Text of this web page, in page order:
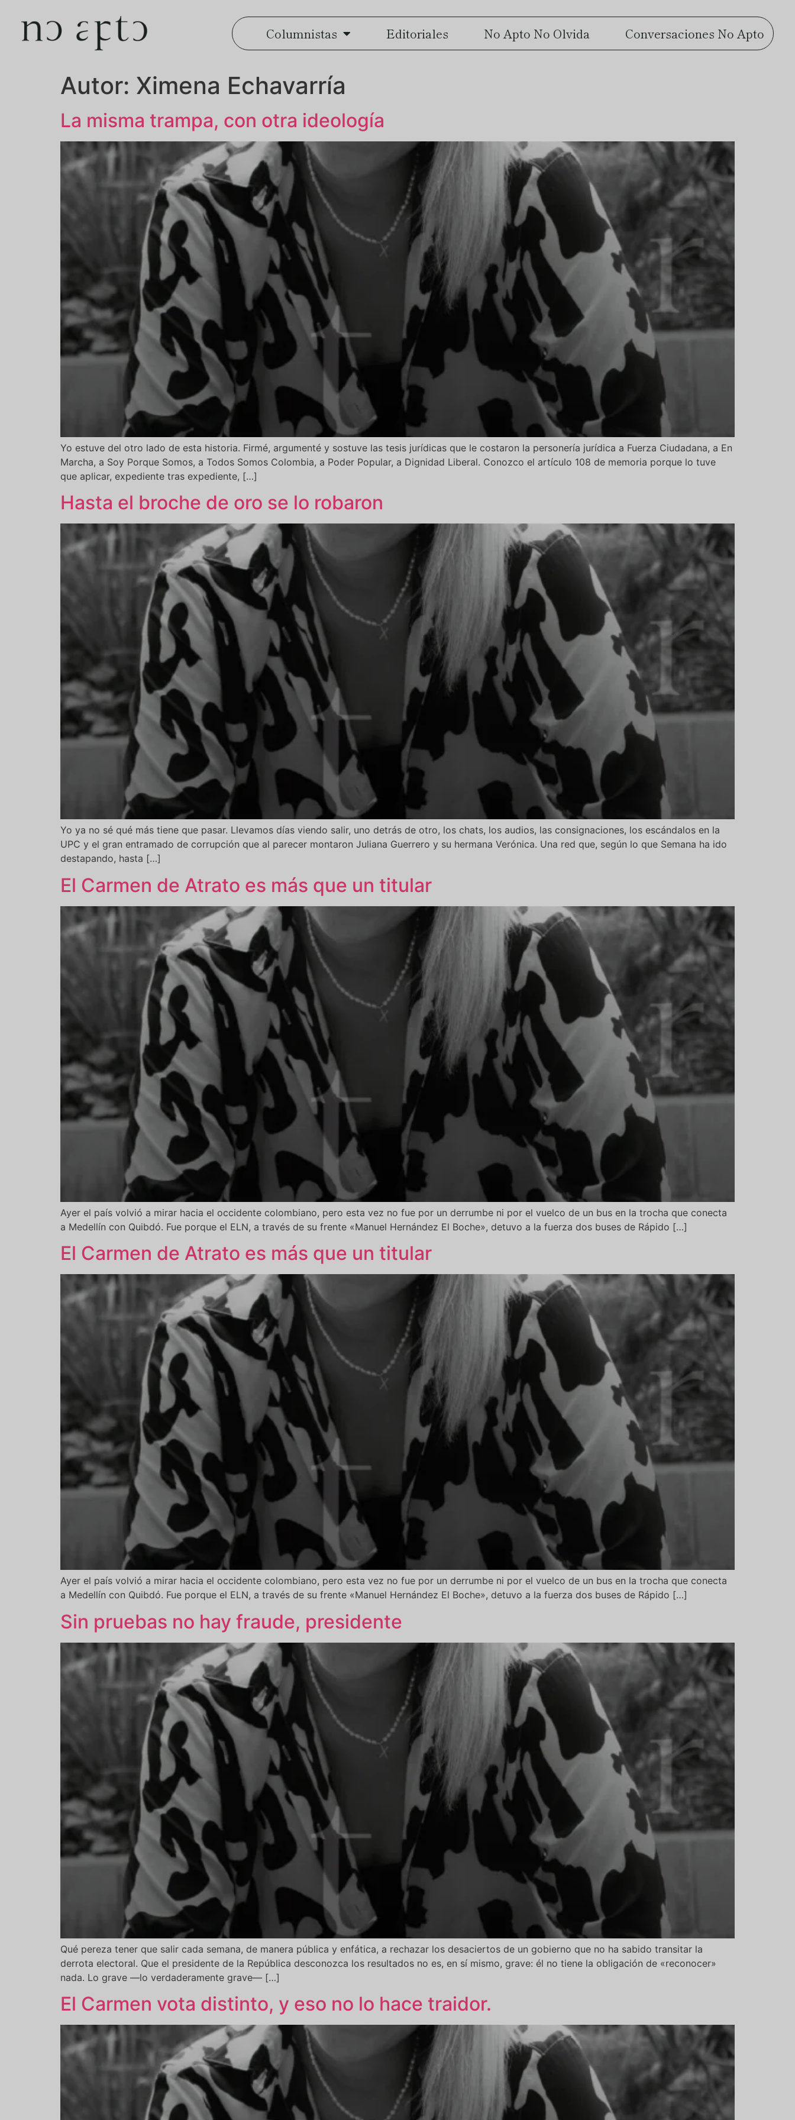
Columnistas Editoriales No Apto No Olvida Conversaciones No Apto
Autor: Ximena Echavarría
La misma trampa, con otra ideología
Yo estuve del otro lado de esta historia. Firmé, argumenté y sostuve las tesis jurídicas que le costaron la personería jurídica a Fuerza Ciudadana, a En
Marcha, a Soy Porque Somos, a Todos Somos Colombia, a Poder Popular, a Dignidad Liberal. Conozco el artículo 108 de memoria porque lo tuve
que aplicar, expediente tras expediente, […]
Hasta el broche de oro se lo robaron
Yo ya no sé qué más tiene que pasar. Llevamos días viendo salir, uno detrás de otro, los chats, los audios, las consignaciones, los escándalos en la
UPC y el gran entramado de corrupción que al parecer montaron Juliana Guerrero y su hermana Verónica. Una red que, según lo que Semana ha ido
destapando, hasta […]
El Carmen de Atrato es más que un titular
Ayer el país volvió a mirar hacia el occidente colombiano, pero esta vez no fue por un derrumbe ni por el vuelco de un bus en la trocha que conecta
a Medellín con Quibdó. Fue porque el ELN, a través de su frente «Manuel Hernández El Boche», detuvo a la fuerza dos buses de Rápido […]
El Carmen de Atrato es más que un titular
Ayer el país volvió a mirar hacia el occidente colombiano, pero esta vez no fue por un derrumbe ni por el vuelco de un bus en la trocha que conecta
a Medellín con Quibdó. Fue porque el ELN, a través de su frente «Manuel Hernández El Boche», detuvo a la fuerza dos buses de Rápido […]
Sin pruebas no hay fraude, presidente
Qué pereza tener que salir cada semana, de manera pública y enfática, a rechazar los desaciertos de un gobierno que no ha sabido transitar la
derrota electoral. Que el presidente de la República desconozca los resultados no es, en sí mismo, grave: él no tiene la obligación de «reconocer»
nada. Lo grave —lo verdaderamente grave— […]
El Carmen vota distinto, y eso no lo hace traidor.